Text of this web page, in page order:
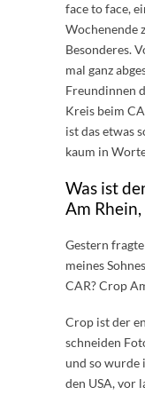
face to face,
Wochenende
Besonderes.
mal ganz
Freundinnen
Kreis beim
ist das etwas
kaum in
Was ist
Am
Gestern
meines
CAR? Crop
Crop ist der
schneiden
und so wurde
den USA, vor